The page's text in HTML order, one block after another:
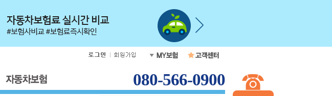
080-566-0900